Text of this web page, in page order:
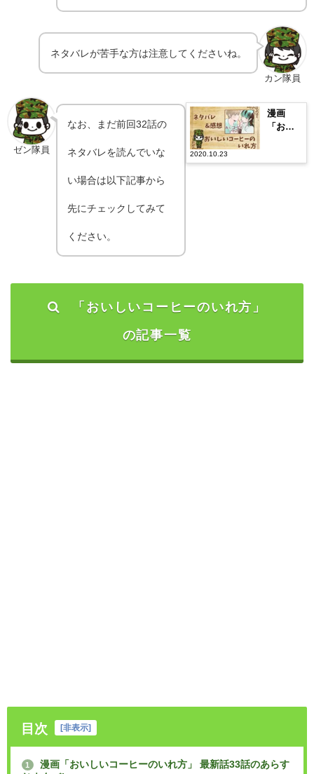
カン隊員
ネタバレが苦手な方は注意してくださいね。
ゼン隊員
なお、まだ前回32話の
ネタバレを読んでいな
い場合は以下記事から
先にチェックしてみて
ください。
漫画
「おい
のいれ
2020.10.23
「おいしいコーヒーのいれ方」
の記事一覧
目次 [非表示]
1
漫画「おいしいコーヒーのいれ方」 最新話33話のあらす